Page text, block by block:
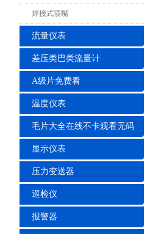
焊接式喷嘴
流量仪表
差压类巴类流量计
A级片免费看
温度仪表
毛片大全在线不卡观看无码
显示仪表
压力变送器
巡检仪
报警器